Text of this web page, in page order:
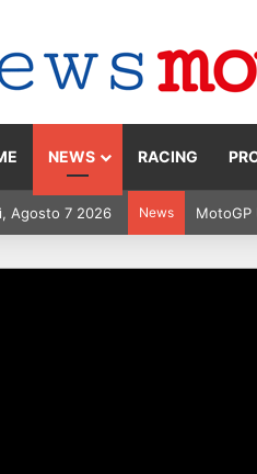
NEWS RACING
Agosto 7 2026 News